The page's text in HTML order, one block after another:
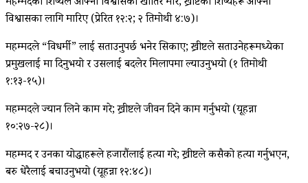
विश्वासका लागि मारिए (प्रेरित १२:२; २ तिमोथी ४:७)।
महम्मदले “विधर्मी” लाई सताउनुपर्छ भनेर सिकाए; ख्रीष्टले सताउनेहरूमध्येका
प्रमुखलाई क्षमा दिनुभयो र उसलाई बदलेर मिलापमा ल्याउनुभयो (१ तिमोथी
१:१३-१५)।
महम्मदले ज्यान लिने काम गरे; ख्रीष्टले जीवन दिने काम गर्नुभयो (यूहन्ना
१०:२७-२८)।
महम्मद र उनका योद्धाहरूले हजारौंलाई हत्या गरे; ख्रीष्टले कसैको हत्या गर्नुभएन,
बरु धेरैलाई बचाउनुभयो (यूहन्ना १२:४८)।